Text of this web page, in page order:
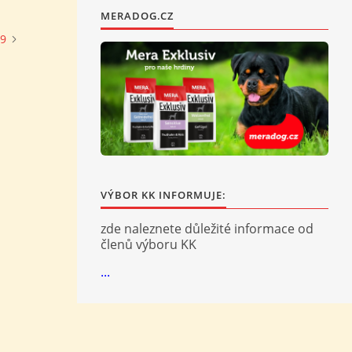
MERADOG.CZ
VÝBOR KK INFORMUJE:
zde naleznete důležité informace od
členů výboru KK
...